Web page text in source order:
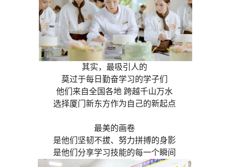
其实，最吸引人的
莫过于每日勤奋学习的学子们
他们来自全国各地 跨越千山万水
选择厦门新东方作为自己的新起点
最美的画卷
是他们坚韧不拔、努力拼搏的身影
是他们分享学习技能的每一个瞬间